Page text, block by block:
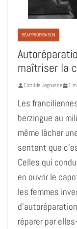
RÉAPPROPRIATION
maîtriser la
Clotilde Jegousse 1
Les
berzingue au
même lâcher
sentent que
Celles qui
en ouvrir le
les femmes
réparer par